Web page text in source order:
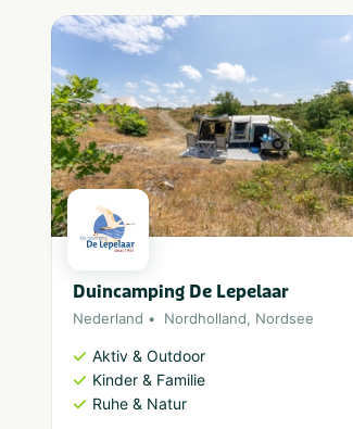
Duincamping De Lepelaar
Nederland Nordholland, Nordsee
Aktiv & Outdoor
Kinder & Familie
Ruhe & Natur